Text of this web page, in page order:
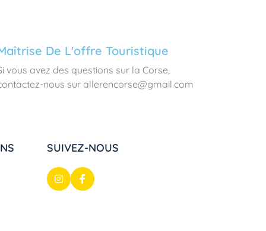
De L'offre Touristique
vous avez des questions sur la Corse,
nous sur allerencorse@gmail.com
SUIVEZ-NOUS